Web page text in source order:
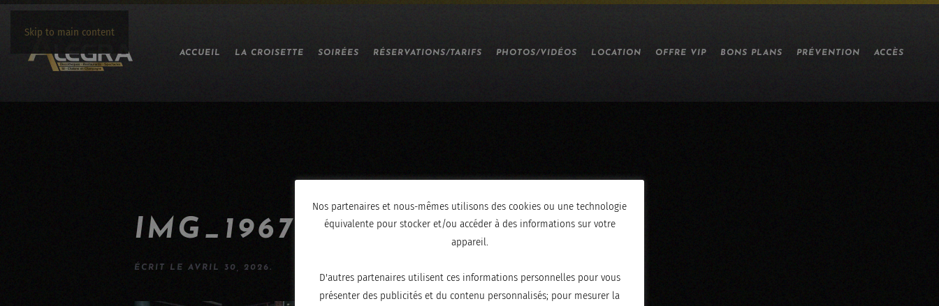
Skip to main content
ACCUEIL LA CROISETTE SOIRÉES RÉSERVATIONS/TARIFS PHOTOS/VIDÉOS LOCATION OFFRE VIP BONS PLANS PRÉVENTION ACCÈS
IMG_1967
ÉCRIT LE AVRIL 30, 2026.
Nos partenaires et nous-mêmes utilisons des cookies ou une technologie
équivalente pour stocker et/ou accéder à des informations sur votre
appareil.
D'autres partenaires utilisent ces informations personnelles pour vous
présenter des publicités et du contenu personnalisés; pour mesurer la